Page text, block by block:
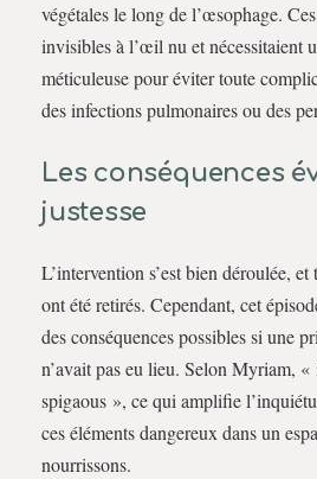
végétales le long de l’œsophage.
invisibles à l’œil nu et nécessitaient
méticuleuse pour éviter toute
des infections pulmonaires ou des
Les conséquences
justesse
L’intervention s’est bien déroulée,
ont été retirés. Cependant, cet
des conséquences possibles si une
n’avait pas eu lieu. Selon Myriam,
spigaous », ce qui amplifie
ces éléments dangereux dans un
nourrissons.